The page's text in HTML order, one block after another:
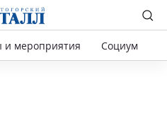
и мероприятия Социум